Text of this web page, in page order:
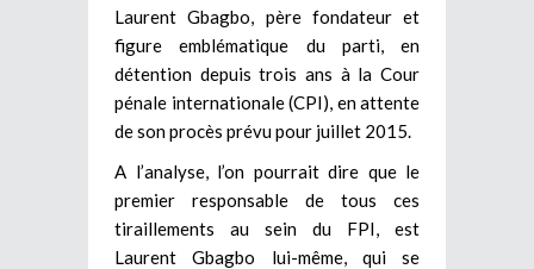
Laurent Gbagbo, père fondateur et
figure emblématique du parti, en
détention depuis trois ans à la Cour
pénale internationale (CPI), en attente
de son procès prévu pour juillet 2015.
A l’analyse, l’on pourrait dire que le
premier responsable de tous ces
tiraillements au sein du FPI, est
Laurent Gbagbo lui-même, qui se